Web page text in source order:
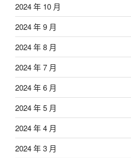
2024 年 10 月
2024 年 9 月
2024 年 8 月
2024 年 7 月
2024 年 6 月
2024 年 5 月
2024 年 4 月
2024 年 3 月